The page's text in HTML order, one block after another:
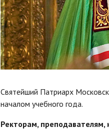
Святейший Патриарх
началом учебного года.
Ректорам, преподавателям,